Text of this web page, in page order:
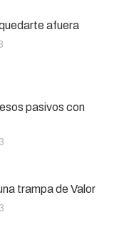
afuera
pasivos con
trampa de Valor